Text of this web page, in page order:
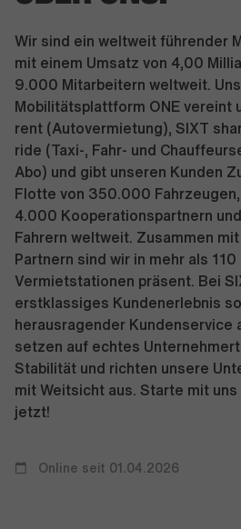
Wir sind ein weltweit führender
mit einem Umsatz von 4,00
9.000 Mitarbeitern weltweit.
Mobilitätsplattform ONE vereint
rent (Autovermietung), SIXT
ride (Taxi-, Fahr- und
Abo) und gibt unseren Kunden
Flotte von 350.000
4.000 Kooperationspartnern
Fahrern weltweit. Zusammen
Partnern sind wir in mehr als
Vermietstationen präsent. Bei
erstklassiges Kundenerlebnis
herausragender Kundenservice
setzen auf echtes
Stabilität und richten unsere
mit Weitsicht aus. Starte mit uns
jetzt!
Online seit 01.04.2026